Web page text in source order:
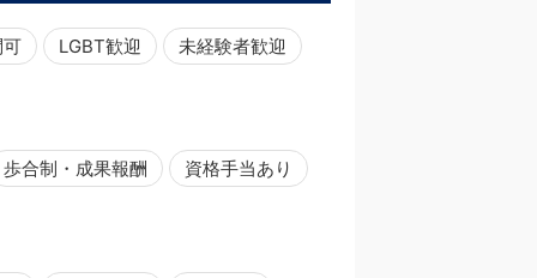
LGBT歓迎 未経験者歓迎
歩合制・成果報酬 資格手当あり